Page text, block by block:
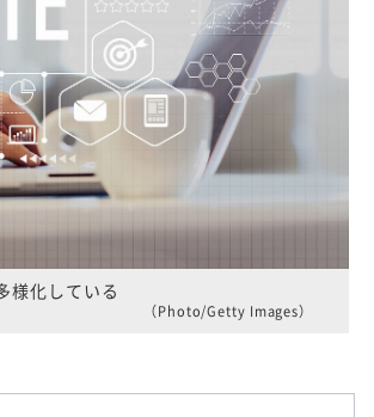
様化している
（Photo/Getty Images）